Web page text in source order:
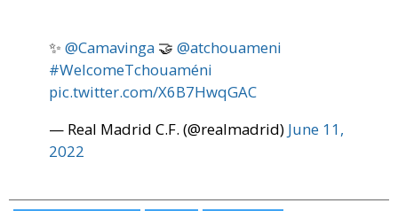
✨ @Camavinga 🤝 @atchouameni
#WelcomeTchouaméni
pic.twitter.com/X6B7HwqGAC
— Real Madrid C.F. (@realmadrid) June 11,
2022